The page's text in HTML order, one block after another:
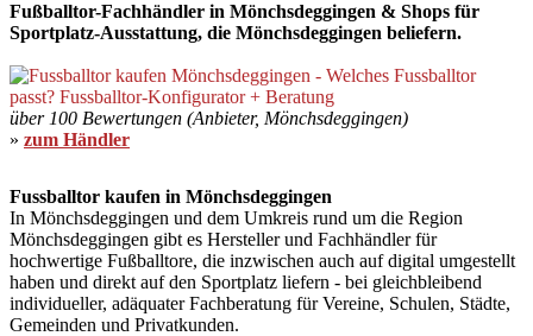
Fußballtor-Fachhändler in Mönchsdeggingen & Shops für
Sportplatz-Ausstattung, die Mönchsdeggingen beliefern.
über 100 Bewertungen (Anbieter, Mönchsdeggingen)
» zum Händler
Fussballtor kaufen in Mönchsdeggingen
In Mönchsdeggingen und dem Umkreis rund um die Region
Mönchsdeggingen gibt es Hersteller und Fachhändler für
hochwertige Fußballtore, die inzwischen auch auf digital umgestellt
haben und direkt auf den Sportplatz liefern - bei gleichbleibend
individueller, adäquater Fachberatung für Vereine, Schulen, Städte,
Gemeinden und Privatkunden.